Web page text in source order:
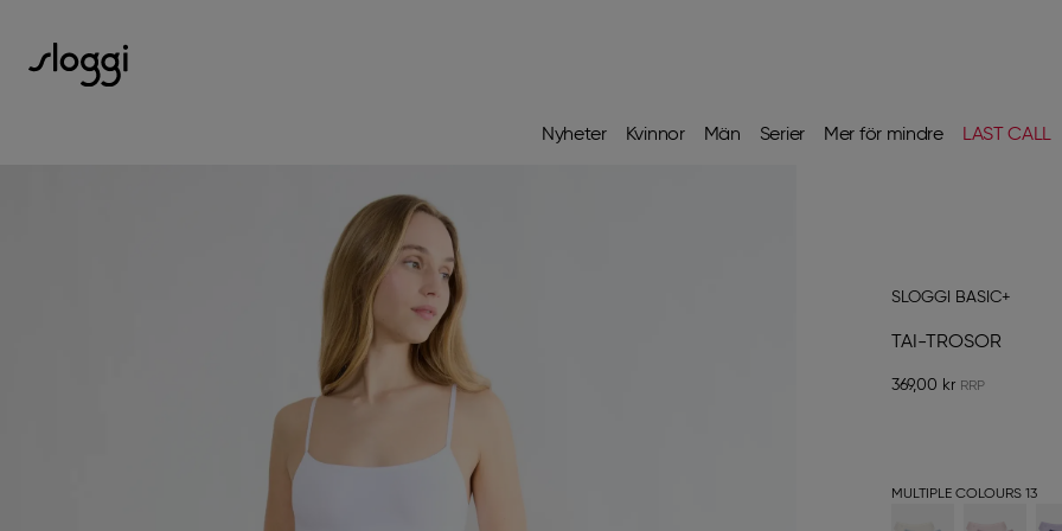
Nyheter Kvinnor Män Serier Mer för mindre LAST CALL
SLOGGI BASIC+
TAI-TROSOR
369,00 kr
MULTIPLE COLOURS 13